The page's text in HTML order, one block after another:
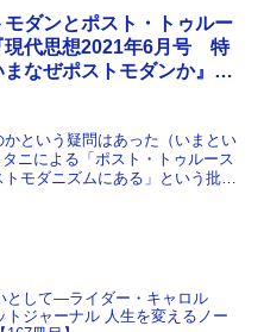
モダンとポスト・トゥルー
代思想2021年6月号 特
なぜポストモダンか』
という疑問はあった（いまとい
ニによる「ポスト・トゥルース
モダニズムにある」という批判
として―ライダー・キャロル
トジャーナル 人生を変えるノー